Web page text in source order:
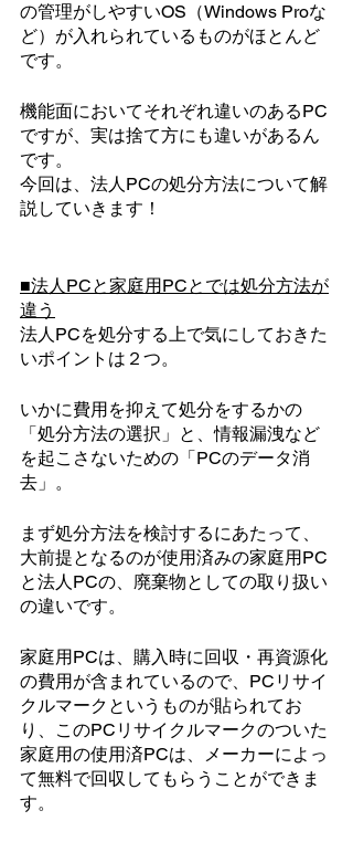
の管理がしやすいOS（Windows Proな
ど）が入れられているものがほとんど
です。
機能面においてそれぞれ違いのあるPC
ですが、実は捨て方にも違いがあるん
です。
今回は、法人PCの処分方法について解
説していきます！
■法人PCと家庭用PCとでは処分方法が
違う
法人PCを処分する上で気にしておきた
いポイントは２つ。
いかに費用を抑えて処分をするかの
「処分方法の選択」と、情報漏洩など
を起こさないための「PCのデータ消
去」。
まず処分方法を検討するにあたって、
大前提となるのが使用済みの家庭用PC
と法人PCの、廃棄物としての取り扱い
の違いです。
家庭用PCは、購入時に回収・再資源化
の費用が含まれているので、PCリサイ
クルマークというものが貼られてお
り、このPCリサイクルマークのついた
家庭用の使用済PCは、メーカーによっ
て無料で回収してもらうことができま
す。